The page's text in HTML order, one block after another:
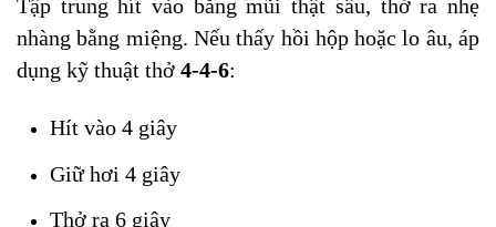
Tập trung hít vào bằng mũi thật sâu, thở ra nhẹ
nhàng bằng miệng. Nếu thấy hồi hộp hoặc lo âu, áp
dụng kỹ thuật thở 4-4-6:
Hít vào 4 giây
Giữ hơi 4 giây
Thở ra 6 giây